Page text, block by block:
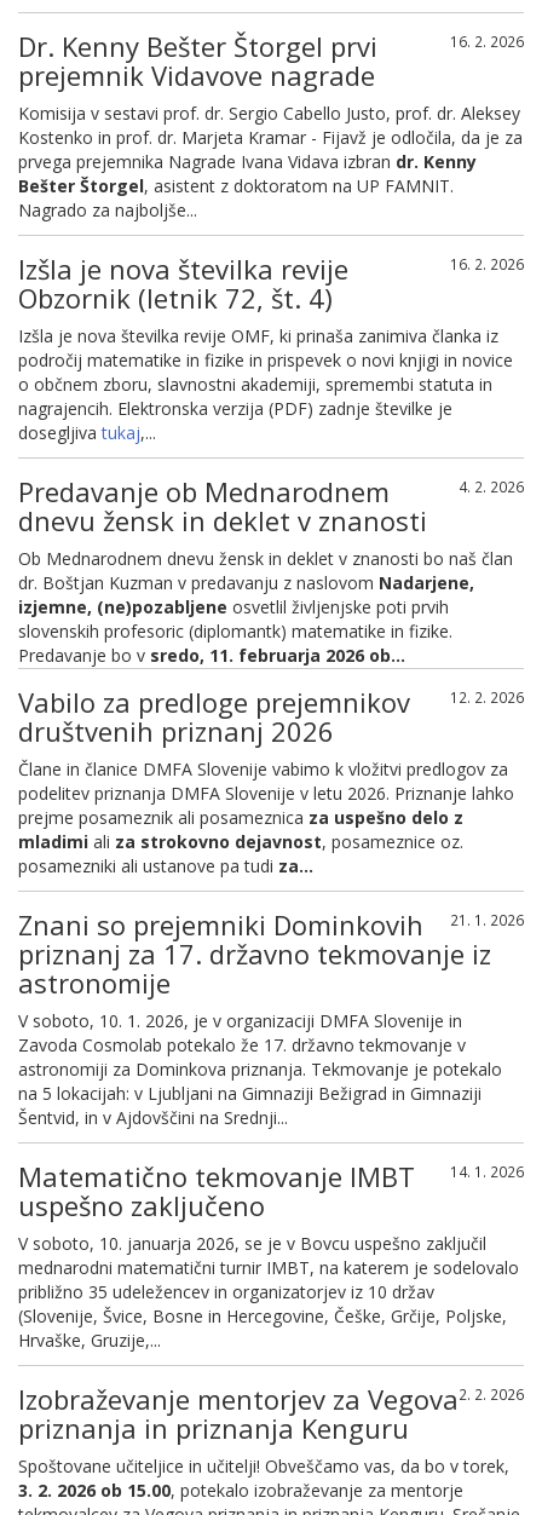
16. 2. 2026
Dr. Kenny Bešter Štorgel prvi
prejemnik Vidavove nagrade
Komisija v sestavi prof. dr. Sergio Cabello Justo, prof. dr. Aleksey
Kostenko in prof. dr. Marjeta Kramar - Fijavž je odločila, da je za
prvega prejemnika Nagrade Ivana Vidava izbran dr. Kenny
Bešter Štorgel, asistent z doktoratom na UP FAMNIT.
Nagrado za najboljše...
16. 2. 2026
Izšla je nova številka revije
Obzornik (letnik 72, št. 4)
Izšla je nova številka revije OMF, ki prinaša zanimiva članka iz
področij matematike in fizike in prispevek o novi knjigi in novice
o občnem zboru, slavnostni akademiji, spremembi statuta in
nagrajencih. Elektronska verzija (PDF) zadnje številke je
dosegljivatukaj,...
4. 2. 2026
Predavanje ob Mednarodnem
dnevu žensk in deklet v znanosti
Ob Mednarodnem dnevu žensk in deklet v znanosti bo naš član
dr. Boštjan Kuzman v predavanju z naslovom Nadarjene,
izjemne, (ne)pozabljene osvetlil življenjske poti prvih
slovenskih profesoric (diplomantk) matematike in fizike.
Predavanje bo v sredo, 11. februarja 2026 ob...
12. 2. 2026
Vabilo za predloge prejemnikov
društvenih priznanj 2026
Člane in članice DMFA Slovenije vabimo k vložitvi predlogov za
podelitev priznanja DMFA Slovenije v letu 2026. Priznanje lahko
prejme posameznik ali posameznica za uspešno delo z
mladimi ali za strokovno dejavnost, posameznice oz.
posamezniki ali ustanove pa tudi za...
21. 1. 2026
Znani so prejemniki Dominkovih
priznanj za 17. državno tekmovanje iz
astronomije
V soboto, 10. 1. 2026, je v organizaciji DMFA Slovenije in
Zavoda Cosmolab potekalo že 17. državno tekmovanje v
astronomiji za Dominkova priznanja. Tekmovanje je potekalo
na 5 lokacijah: v Ljubljani na Gimnaziji Bežigrad in Gimnaziji
Šentvid, in v Ajdovščini na Srednji...
14. 1. 2026
Matematično tekmovanje IMBT
uspešno zaključeno
V soboto, 10. januarja 2026, se je v Bovcu uspešno zaključil
mednarodni matematični turnir IMBT, na katerem je sodelovalo
približno 35 udeležencev in organizatorjev iz 10 držav
(Slovenije, Švice, Bosne in Hercegovine, Češke, Grčije, Poljske,
Hrvaške, Gruzije,...
2. 2. 2026
Izobraževanje mentorjev za Vegova
priznanja in priznanja Kenguru
Spoštovane učiteljice in učitelji! Obveščamo vas, da bo v torek,
3. 2. 2026 ob 15.00, potekalo izobraževanje za mentorje